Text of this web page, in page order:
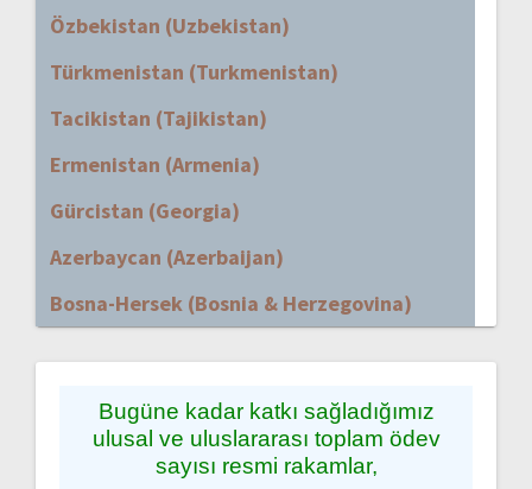
Özbekistan (Uzbekistan)
Türkmenistan (Turkmenistan)
Tacikistan (Tajikistan)
Ermenistan (Armenia)
Gürcistan (Georgia)
Azerbaycan (Azerbaijan)
Bosna-Hersek (Bosnia & Herzegovina)
Bugüne kadar katkı sağladığımız
ulusal ve uluslararası toplam ödev
sayısı resmi rakamlar,